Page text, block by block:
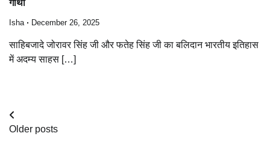
गाथा
Isha December 26, 2025
साहिबजादे जोरावर सिंह जी और फतेह सिंह जी का बलिदान भारतीय इतिहास
में अदम्य साहस […]
Posts
navigation
Older posts